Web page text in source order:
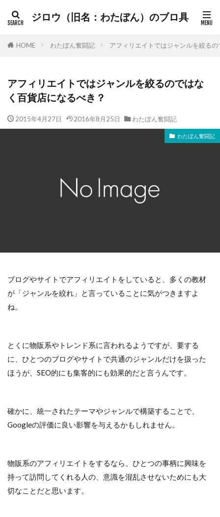
ジロウ（旧名：わたぼん）のブロ具
HOME わたぼん奮闘記 アフィリエイトではジャンルを絞る
アフィリエイトではジャンルを絞るのではな
く百貨店になるべき？
2015年4月27日 2016年8月25日 わたぼん奮闘記
わたぼん奮闘記
ブログやサイトでアフィリエイトをしていると、多くの教材
が「ジャンルを絞れ」と言っていることに気がつきますよ
ね。
とくに物販系やトレンド系に言われるようですが、要する
に、ひとつのブログやサイトで共通のジャンルだけを扱った
ほうが、SEO的にも集客的にも効果的だと言うんです。
確かに、統一されたテーマやジャンルで構築することで、
Googleの評価に良い影響を与えるかもしれません。
物販系のアフィリエイトをするなら、ひとつの事柄に興味を
持って訪問してくれる人の、意識を混乱させないためにも大
切なことだと思います。